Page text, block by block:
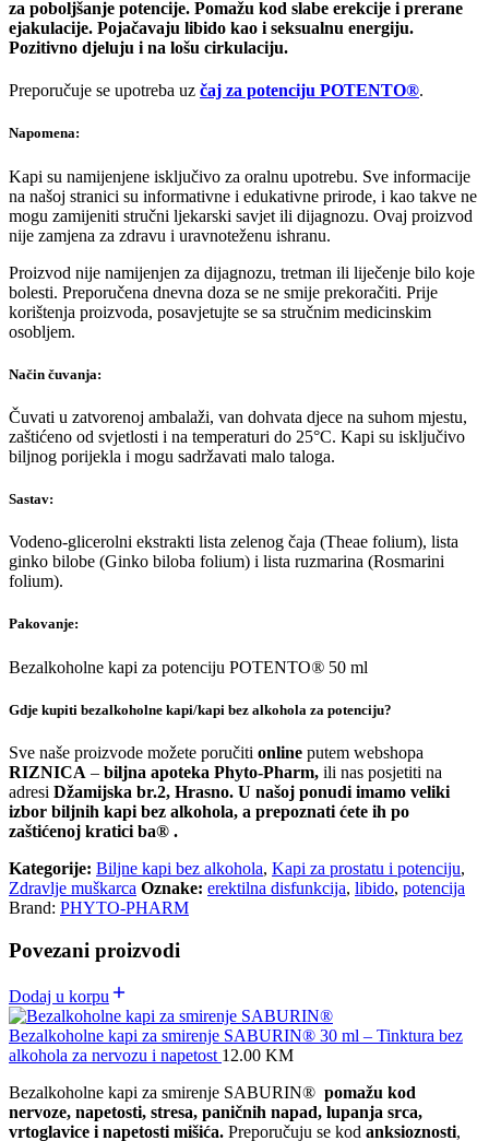
za poboljšanje potencije. Pomažu kod slabe erekcije i prerane
ejakulacije. Pojačavaju libido kao i seksualnu energiju.
Pozitivno djeluju i na lošu cirkulaciju.
Preporučuje se upotreba uz čaj za potenciju POTENTO®.
Napomena:
Kapi su namijenjene isključivo za oralnu upotrebu. Sve informacije
na našoj stranici su informativne i edukativne prirode, i kao takve ne
mogu zamijeniti stručni ljekarski savjet ili dijagnozu. Ovaj proizvod
nije zamjena za zdravu i uravnoteženu ishranu.
Proizvod nije namijenjen za dijagnozu, tretman ili liječenje bilo koje
bolesti. Preporučena dnevna doza se ne smije prekoračiti. Prije
korištenja proizvoda, posavjetujte se sa stručnim medicinskim
osobljem.
Način čuvanja:
Čuvati u zatvorenoj ambalaži, van dohvata djece na suhom mjestu,
zaštićeno od svjetlosti i na temperaturi do 25°C. Kapi su isključivo
biljnog porijekla i mogu sadržavati malo taloga.
Sastav:
Vodeno-glicerolni ekstrakti lista zelenog čaja (Theae folium), lista
ginko bilobe (Ginko biloba folium) i lista ruzmarina (Rosmarini
folium).
Pakovanje:
Bezalkoholne kapi za potenciju POTENTO® 50 ml
Gdje kupiti bezalkoholne kapi/kapi bez alkohola za potenciju?
Sve naše proizvode možete poručiti online putem webshopa
RIZNICA – biljna apoteka Phyto-Pharm, ili nas posjetiti na
adresi Džamijska br.2, Hrasno. U našoj ponudi imamo veliki
izbor biljnih kapi bez alkohola, a prepoznati ćete ih po
zaštićenoj kratici ba® .
Kategorije: Biljne kapi bez alkohola, Kapi za prostatu i potenciju,
Zdravlje muškarca Oznake: erektilna disfunkcija, libido, potencija
Brand: PHYTO-PHARM
Povezani proizvodi
Dodaj u korpu
Bezalkoholne kapi za smirenje SABURIN® 30 ml – Tinktura bez
alkohola za nervozu i napetost 12.00 KM
Bezalkoholne kapi za smirenje SABURIN® pomažu kod
nervoze, napetosti, stresa, paničnih napad, lupanja srca,
vrtoglavice i napetosti mišića. Preporučuju se kod anksioznosti,